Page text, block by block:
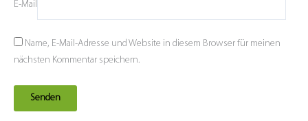
E-Mail
Name, E-Mail-Adresse und Website in diesem Browser für meinen
nächsten Kommentar speichern.